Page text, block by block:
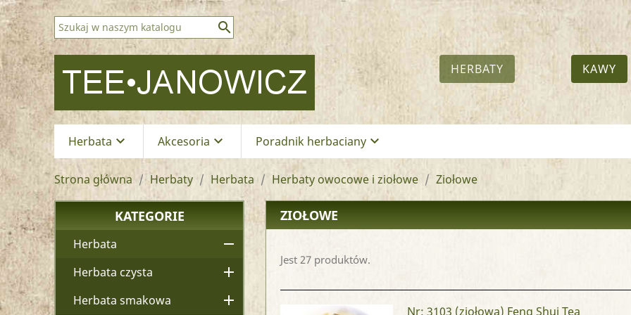

HERBATY KAWY
Herbata keyboard_arrow_down Akcesoria keyboard_arrow_down Poradnik herbaciany keyboard_arrow_down
Strona główna Herbaty Herbata Herbaty owocowe i ziołowe Ziołowe
KATEGORIE
Herbata 
Herbata czysta 
Herbata smakowa 
ZIOŁOWE
Jest 27 produktów.
Nr: 3103 (ziołowa) Feng Shui Tea